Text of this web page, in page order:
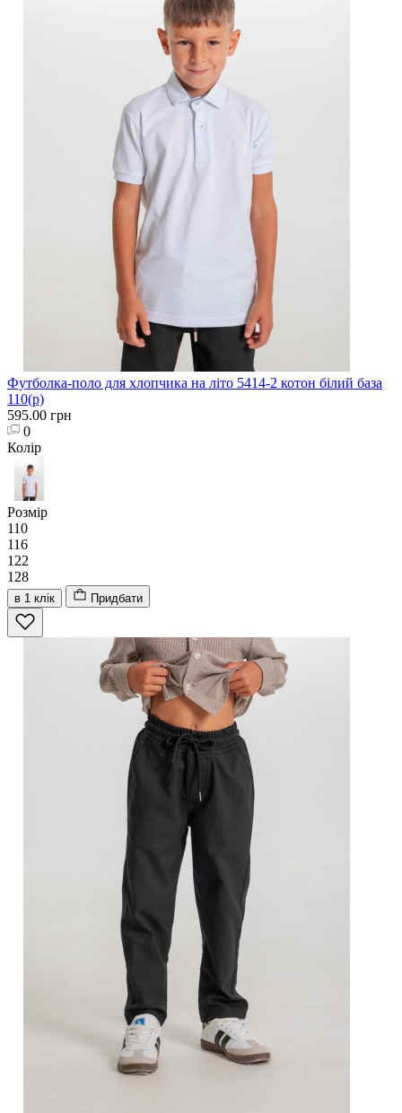
Футболка-поло для хлопчика на літо 5414-2 котон білий база
110(р)
595.00 грн
0
Колір
Розмір
110
116
122
128
в 1 клік Придбати